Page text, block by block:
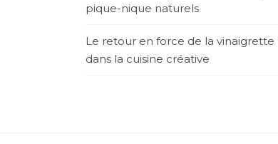
pique-nique naturels
Le retour en force de la vinaigrette
dans la cuisine créative